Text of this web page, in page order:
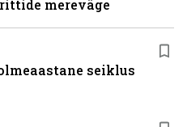
mereväge
seiklus